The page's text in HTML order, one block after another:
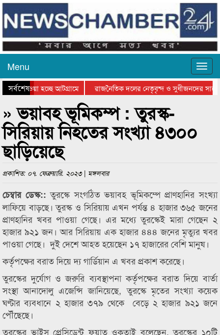
Menu
সর্বশেষ
যাওয়া হচ্ছে আটগ্রামে
রাজনৈতিক দলের নেতৃবৃন্দ ও সুধীজনদের সাথে
পুরস্কার বিতরণ সম্পন্ন
» ভয়াবহ ভূমিকম্প : তুরস্ক-
সিরিয়ায় নিহতের সংখ্যা ৪৩০০
ছাড়িয়েছে
প্রকাশিত: ০৭. ফেব্রুয়ারি. ২০২৩ | মঙ্গলবার
চেম্বার ডেস্ক::তুরস্কে সংগঠিত ভয়াবহ ভূমিকম্পে প্রাণহানির সংখ্যা
লাফিয়ে বাড়ছে। তুরস্ক ও সিরিয়ায় এখন পর্যন্ত ৪ হাজার ৩৬৫ জনের
প্রাণহানির খবর পাওয়া গেছে। এর মধ্যে তুরস্কেই মারা গেছেন ২
হাজার ৯২১ জন। আর সিরিয়ায় এক হাজার ৪৪৪ জনের মৃত্যুর খবর
পাওয়া গেছে। দুই দেশে আহত হয়েছেন ১৭ হাজারের বেশি মানুষ।
কর্তৃপক্ষের বরাত দিয়ে দ্য গার্ডিয়ান এ খবর প্রকাশ করেছে।
তুরস্কের দুর্যোগ ও জরুরি ব্যবস্থাপনা কর্তৃপক্ষের বরাত দিয়ে বার্তা
সংস্থা আনাদোলু এজেন্সি জানিয়েছে, তুরস্কে মৃতের সংখ্যা কয়েক
ঘণ্টার ব্যবধানে ২ হাজার ৩৭৯ থেকে বেড়ে ২ হাজার ৯২১ জনে
পৌঁছেছে।
তুরস্কের ভাইস প্রেসিডেন্ট ফুয়াত ওকতাই বলেছেন, তুরস্কের ১০টি